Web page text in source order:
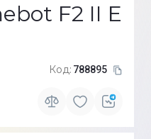
F2 II E
Код: 788895